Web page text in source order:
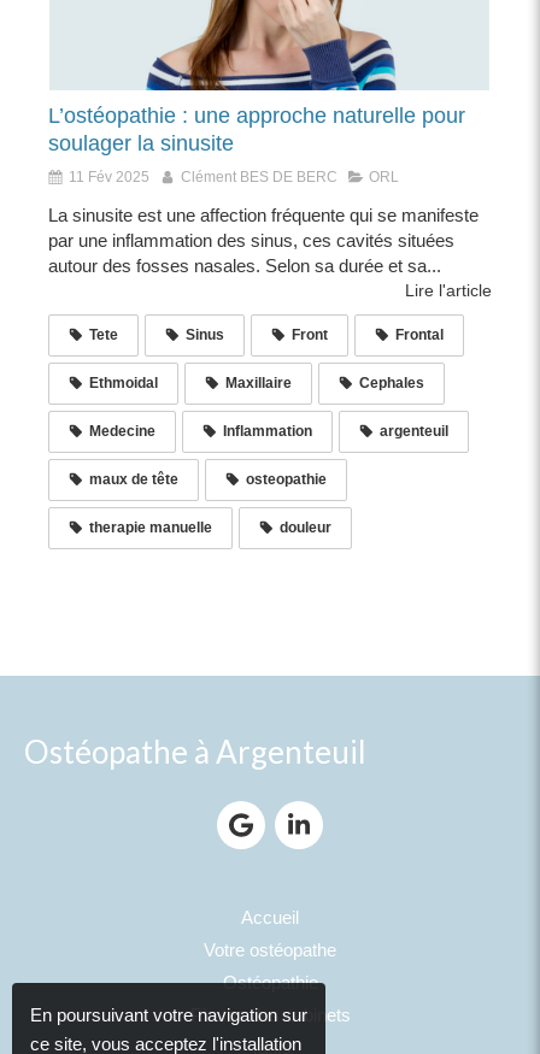
L’ostéopathie : une approche naturelle pour
soulager la sinusite
11 Fév 2025 Clément BES DE BERC ORL
La sinusite est une affection fréquente qui se manifeste
par une inflammation des sinus, ces cavités situées
autour des fosses nasales. Selon sa durée et sa...
Lire l'article
Tete Sinus Front Frontal
Ethmoidal Maxillaire Cephales
Medecine Inflammation argenteuil
maux de tête osteopathie
therapie manuelle douleur
Ostéopathe à Argenteuil
Accueil
Votre ostéopathe
Ostéopathie
Photos des cabinets
Tarifs
En poursuivant votre navigation sur
ce site, vous acceptez l'installation